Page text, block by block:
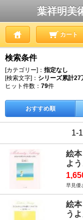
葉祥明美
カート
検索条件
[カテゴリー]： 指定なし
[検索文字]： シリーズ累計27
ヒット件数： 79件
おすすめ順
1-
絵
よう
早見優
絵
うよ